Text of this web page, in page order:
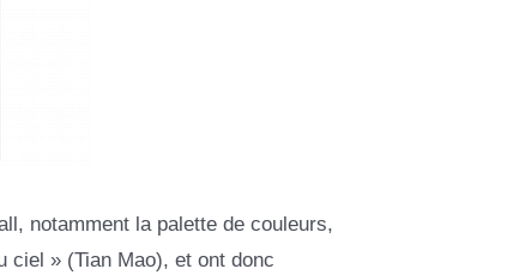
notamment la palette de couleurs,
ciel » (Tian Mao), et ont donc